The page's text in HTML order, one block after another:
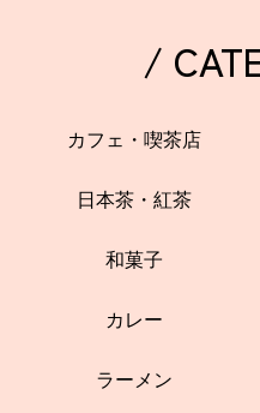
/
カフェ・喫茶店
日本茶・紅茶
和菓子
カレー
ラーメン